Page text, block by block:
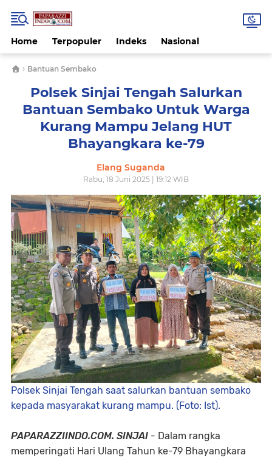
Home Terpopuler Indeks Nasional
› Bantuan Sembako
Polsek Sinjai Tengah Salurkan
Bantuan Sembako Untuk Warga
Kurang Mampu Jelang HUT
Bhayangkara ke-79
Elang Suganda
Rabu, 18 Juni 2025 | 19:12 WIB
Polsek Sinjai Tengah saat salurkan bantuan sembako
kepada masyarakat kurang mampu. (Foto: Ist).
PAPARAZZIINDO.COM. SINJAI - Dalam rangka
memperingati Hari Ulang Tahun ke-79 Bhayangkara